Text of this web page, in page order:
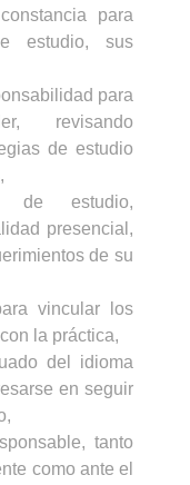
para
estudio, sus
para
revisando
de estudio
de estudio,
presencial,
de su
vincular los
la práctica,
del idioma
en seguir
tanto
como ante el